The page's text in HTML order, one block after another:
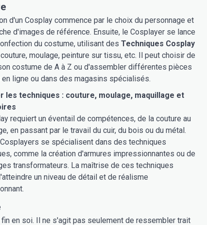
d'un Cosplay commence par le choix du personnage et
d'images de référence. Ensuite, le Cosplayer se lance
du costume, utilisant des Techniques Cosplay
moulage, peinture sur tissu, etc. Il peut choisir de
costume de A à Z ou d'assembler différentes pièces
ligne ou dans des magasins spécialisés.
les techniques : couture, moulage, maquillage et
requiert un éventail de compétences, de la couture au
en passant par le travail du cuir, du bois ou du métal.
se spécialisent dans des techniques
comme la création d'armures impressionnantes ou de
transformateurs. La maîtrise de ces techniques
un niveau de détail et de réalisme
en soi. Il ne s'agit pas seulement de ressembler trait